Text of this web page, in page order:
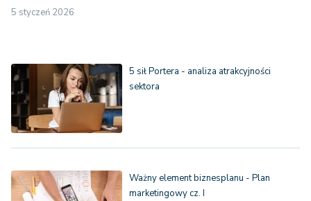
5 styczeń 2026
5 sił Portera - analiza atrakcyjności
sektora
Ważny element biznesplanu - Plan
marketingowy cz. I